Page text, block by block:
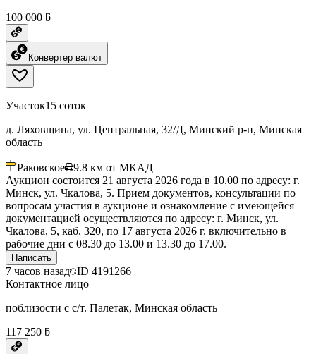
100 000 ƃ
Конвертер валют
Участок15 соток
д. Ляховщина, ул. Центральная, 32/Д, Минский р-н, Минская
область
Раковское 9.8 км от МКАД
Аукцион состоится 21 августа 2026 года в 10.00 по адресу: г.
Минск, ул. Чкалова, 5. Прием документов, консультации по
вопросам участия в аукционе и ознакомление с имеющейся
документацией осуществляются по адресу: г. Минск, ул.
Чкалова, 5, каб. 320, по 17 августа 2026 г. включительно в
рабочие дни с 08.30 до 13.00 и 13.30 до 17.00.
Написать
7 часов назад ID 4191266
Контактное лицо
поблизости с с/т. Палетак, Минская область
117 250 ƃ